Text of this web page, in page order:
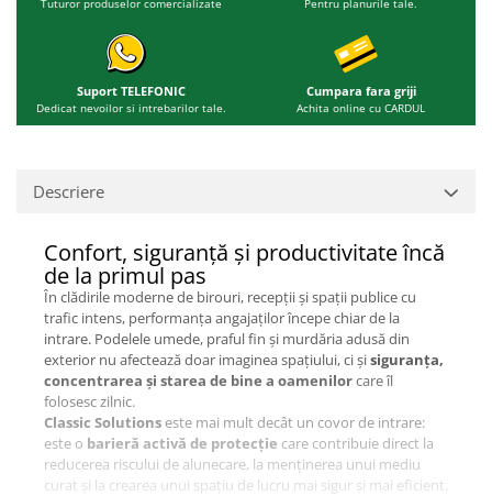
Tuturor produselor comercializate Pentru planurile tale.
Suport TELEFONIC
Dedicat nevoilor si intrebarilor tale.
Cumpara fara griji
Achita online cu CARDUL
Descriere
Confort, siguranță și productivitate încă
de la primul pas
În clădirile moderne de birouri, recepții și spații publice cu
trafic intens, performanța angajaților începe chiar de la
intrare. Podelele umede, praful fin și murdăria adusă din
exterior nu afectează doar imaginea spațiului, ci șisiguranța,
concentrarea și starea de bine a oamenilorcare îl
folosesc zilnic.
Classic Solutionseste mai mult decât un covor de intrare:
este o barieră activă de protecție care contribuie direct la
reducerea riscului de alunecare, la menținerea unui mediu
curat și la crearea unui spațiu de lucru mai sigur și mai eficient.